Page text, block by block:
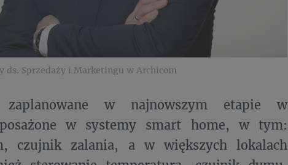
ds. Sprzedaży i Marketingu w Archicom
zaplanowane w najnowszym etapie w
w systemy smart home, w tym:
czujnik zalania, a w większych lokalach